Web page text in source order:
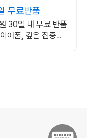
무료반품
30일 내 무료 반품
어폰, 깊은 집중을